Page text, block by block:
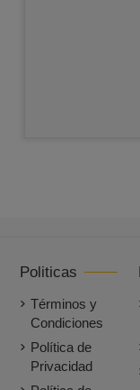
Politicas
Términos y
Condiciones
Política de
Privacidad